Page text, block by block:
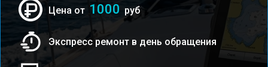
Цена от 1000 руб
Экспресс ремонт в день обращения